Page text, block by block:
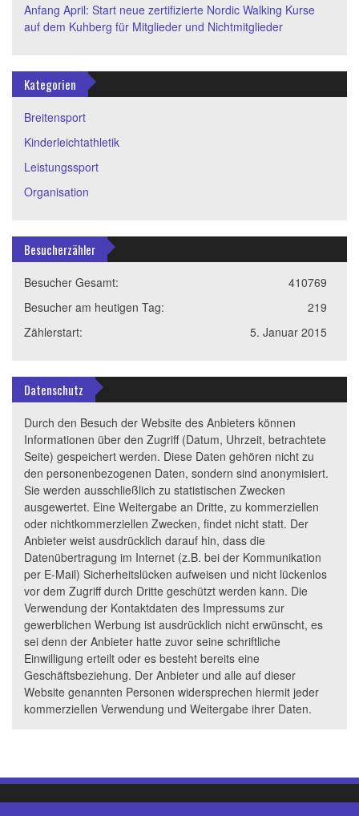
Anfang April: Start neue zertifizierte Nordic Walking Kurse
auf dem Kuhberg für Mitglieder und Nichtmitglieder
Kategorien
Breitensport
Kinderleichtathletik
Leistungssport
Organisation
Besucherzähler
410769
Besucher Gesamt:
219
Besucher am heutigen Tag:
5. Januar 2015
Zählerstart:
Datenschutz
Durch den Besuch der Website des Anbieters können
Informationen über den Zugriff (Datum, Uhrzeit, betrachtete
Seite) gespeichert werden. Diese Daten gehören nicht zu
den personenbezogenen Daten, sondern sind anonymisiert.
Sie werden ausschließlich zu statistischen Zwecken
ausgewertet. Eine Weitergabe an Dritte, zu kommerziellen
oder nichtkommerziellen Zwecken, findet nicht statt. Der
Anbieter weist ausdrücklich darauf hin, dass die
Datenübertragung im Internet (z.B. bei der Kommunikation
per E-Mail) Sicherheitslücken aufweisen und nicht lückenlos
vor dem Zugriff durch Dritte geschützt werden kann. Die
Verwendung der Kontaktdaten des Impressums zur
gewerblichen Werbung ist ausdrücklich nicht erwünscht, es
sei denn der Anbieter hatte zuvor seine schriftliche
Einwilligung erteilt oder es besteht bereits eine
Geschäftsbeziehung. Der Anbieter und alle auf dieser
Website genannten Personen widersprechen hiermit jeder
kommerziellen Verwendung und Weitergabe ihrer Daten.